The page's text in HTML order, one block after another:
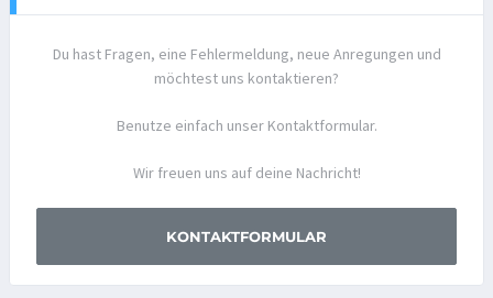
Du hast Fragen, eine Fehlermeldung, neue Anregungen und
möchtest uns kontaktieren?
Benutze einfach unser Kontaktformular.
Wir freuen uns auf deine Nachricht!
KONTAKTFORMULAR